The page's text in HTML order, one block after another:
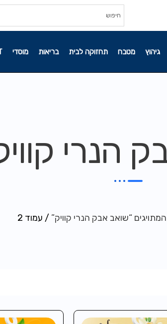
גיהוץ מטבח תחזוקה לבית בריאות מוסדי
הנרי
“שואב אבק הנרי קוויק” / עמוד 2